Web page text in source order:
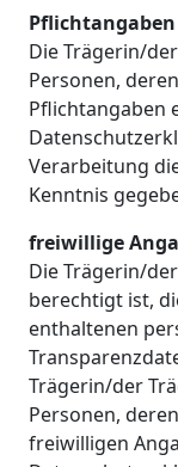
Pflichtangaben
Die Trägerin/
Personen,
Pflichtangaben enthalten sind, die
Verarbeitung
Kenntnis
freiwillige
Die Trägerin/
berechtigt ist,
enthaltenen personenbezogenen Daten in die
Trägerin/der
Personen,
freiwilligen Angaben enthalten sind, die